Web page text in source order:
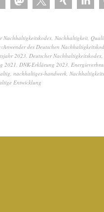
Nachhaltigkeitskodex Nachhaltigkeit
Anwender des Deutschen
2023 Deutscher Nachhaltigkeitskodex
2021 DNK-Erklärung 2023
nachhaltiges-handwerk
Entwicklung